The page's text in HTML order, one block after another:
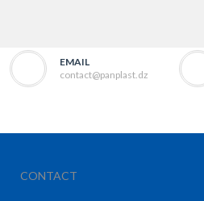
EMAIL
contact@panplast.dz
CONTACT